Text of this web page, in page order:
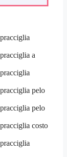
a
pelo
pelo
costo